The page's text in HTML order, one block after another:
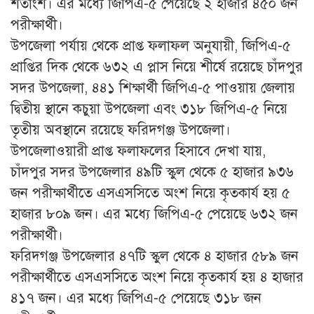
শতাংশ। এর মধ্যে জিপিএ-৫ পেয়েছে ২ হাজার ৪৫০ জন
পরীক্ষার্থী।
উপজেলা পর্যায় থেকে প্রাপ্ত ফলাফল অনুযায়ী, জিপিএ-৫
প্রাপ্তির দিক থেকে ৬৩২ এ প্লাস নিয়ে শীর্ষে রয়েছে চাঁদপুর
সদর উপজেলা, ৪৪১ শিক্ষার্থী জিপিএ-৫ পাওয়ায় জেলায়
দ্বিতীয় স্থানে কচুয়া উপজেলা এবং ৩১৮ জিপিএ-৫ নিয়ে
তৃতীয় অবস্থানে রয়েছে ফরিদগঞ্জ উপজেলা।
উপজেলাওয়ারী প্রাপ্ত ফলাফলের হিসাবে দেখা যায়,
চাঁদপুর সদর উপজেলার ৪৯টি স্কুল থেকে ৫ হাজার ৯৩৬
জন পরীক্ষার্থীতে এসএসসিতে অংশ নিয়ে কৃতকার্য হয় ৫
হাজার ৮০৯ জন। এর মধ্যে জিপিএ-৫ পেয়েছে ৬৩২ জন
পরীক্ষার্থী।
ফরিদগঞ্জ উপজেলার ৪৭টি স্কুল থেকে ৪ হাজার ৫৮৯ জন
পরীক্ষার্থীতে এসএসসিতে অংশ নিয়ে কৃতকার্য হয় ৪ হাজার
৪১৭ জন। এর মধ্যে জিপিএ-৫ পেয়েছে ৩১৮ জন